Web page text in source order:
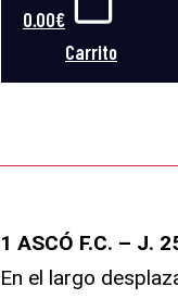
0.00€
Carrito
1 ASCÓ F.C. – J.
En el largo